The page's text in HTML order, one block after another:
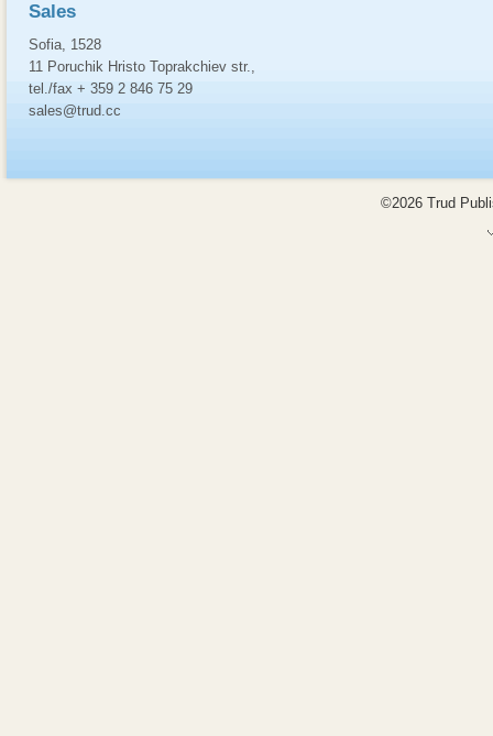
Sales
Sofia, 1528
11 Poruchik Hristo Toprakchiev str.,
tel./fax + 359 2 846 75 29
sales@trud.cc
©2026 Trud